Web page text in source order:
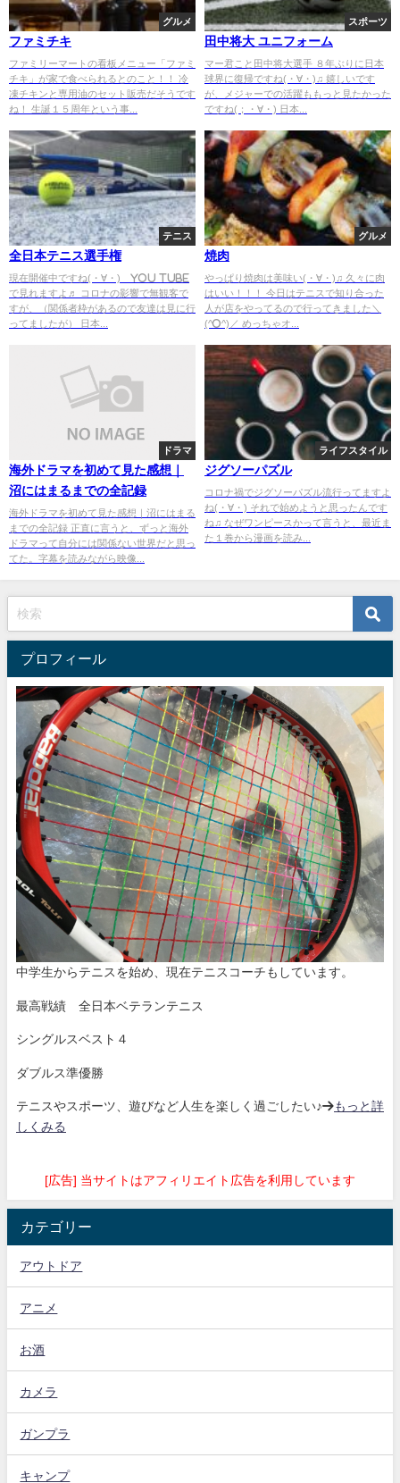
グルメ
ファミチキ
ファミリーマートの看板メニュー「ファミ
チキ」が家で食べられるとのこと！！ 冷
凍チキンと専用油のセット販売だそうです
ね！ 生誕１５周年という事...
スポーツ
田中将大 ユニフォーム
マー君こと田中将大選手 ８年ぶりに日本
球界に復帰ですね(・∀・)♫ 嬉しいです
が、メジャーでの活躍ももっと見たかった
ですね(；・∀・) 日本...
テニス
全日本テニス選手権
現在開催中ですね(・∀・) You Tube
で見れますよ♬ コロナの影響で無観客で
すが、（関係者枠があるので友達は見に行
ってましたが） 日本...
グルメ
焼肉
やっぱり焼肉は美味い(・∀・)♫ 久々に肉
はいい！！！ 今日はテニスで知り合った
人が店をやってるので行ってきました＼
(^o^)／ めっちゃオ...
ドラマ
海外ドラマを初めて見た感想｜
沼にはまるまでの全記録
海外ドラマを初めて見た感想｜沼にはまる
までの全記録 正直に言うと、ずっと海外
ドラマって自分には関係ない世界だと思っ
てた。字幕を読みながら映像...
ライフスタイル
ジグソーパズル
コロナ禍でジグソーパズル流行ってますよ
ね(・∀・) それで始めようと思ったんです
ね♫ なぜワンピースかって言うと、最近ま
た１巻から漫画を読み...
プロフィール
中学生からテニスを始め、現在テニスコーチもしています。
最高戦績 全日本ベテランテニス
シングルスベスト４
ダブルス準優勝
テニスやスポーツ、遊びなど人生を楽しく過ごしたい♪→もっと詳
しくみる
[広告] 当サイトはアフィリエイト広告を利用しています
カテゴリー
アウトドア
アニメ
お酒
カメラ
ガンプラ
キャンプ